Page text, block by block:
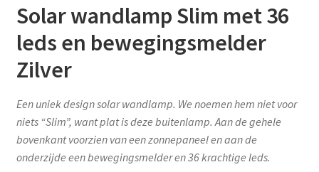
Solar wandlamp Slim met 36
leds en bewegingsmelder
Zilver
Een uniek design solar wandlamp. We noemen hem niet voor
niets “Slim”, want plat is deze buitenlamp. Aan de gehele
bovenkant voorzien van een zonnepaneel en aan de
onderzijde een bewegingsmelder en 36 krachtige leds.